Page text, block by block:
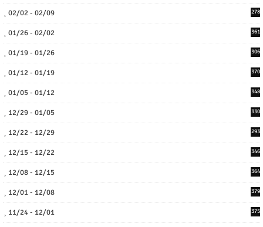
02/02 - 02/09 278
01/26 - 02/02 361
01/19 - 01/26 306
01/12 - 01/19 370
01/05 - 01/12 348
12/29 - 01/05 330
12/22 - 12/29 293
12/15 - 12/22 346
12/08 - 12/15 364
12/01 - 12/08 379
11/24 - 12/01 375